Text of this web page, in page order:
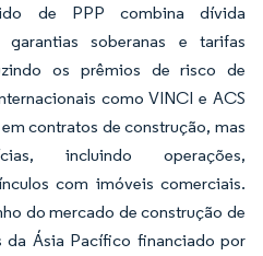
de PPP combina dívida
garantias soberanas e tarifas
os prêmios de risco de
como VINCI e ACS
contratos de construção, mas
incluindo operações,
com imóveis comerciais.
do mercado de construção de
da Ásia Pacífico financiado por